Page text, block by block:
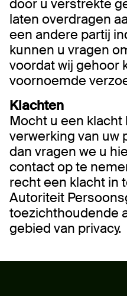
door u verstrekte
laten overdragen
een andere partij
kunnen u vragen
voordat wij gehoor
voornoemde
Klachten
Mocht u een
verwerking van uw
dan vragen we u
contact op te
recht een klacht in
Autoriteit
toezichthoudende
gebied van privacy.